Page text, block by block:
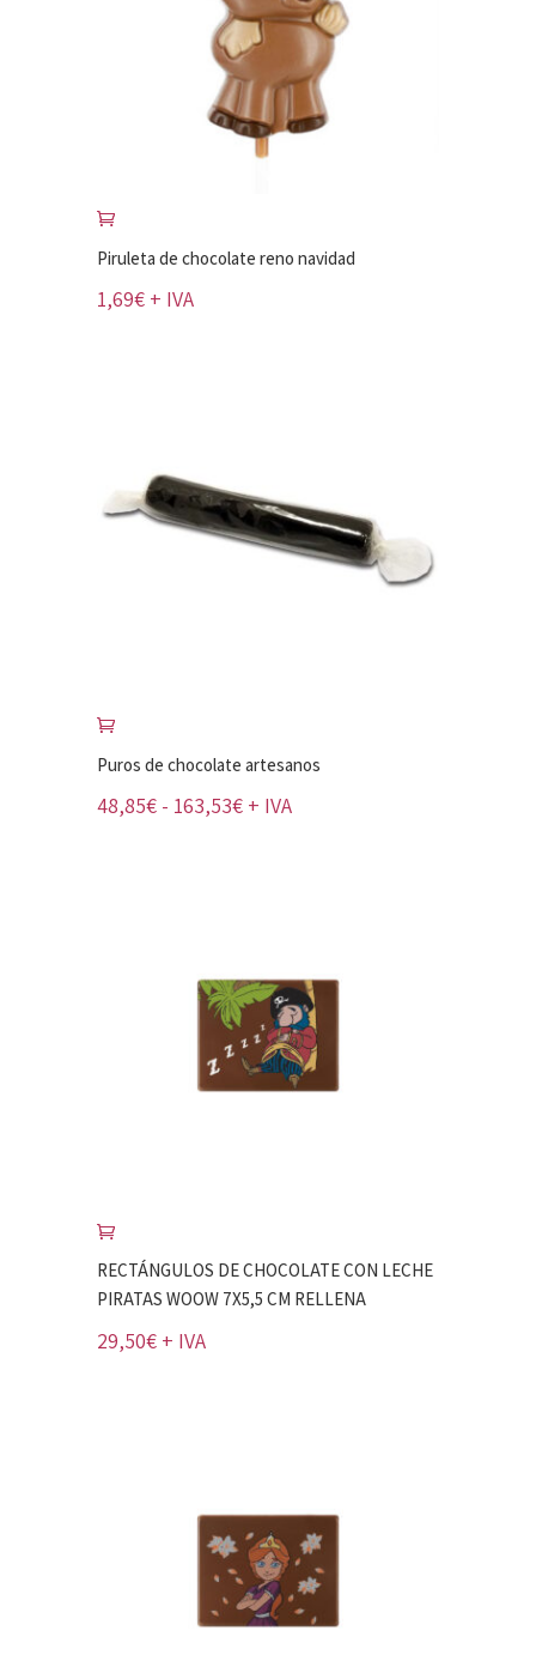
Piruleta de chocolate reno navidad
1,69€ + IVA
Puros de chocolate artesanos
48,85€ - 163,53€Rango
hasta
163,53€
+ IVA
RECTÁNGULOS DE CHOCOLATE CON LECHE
PIRATAS WOOW 7X5,5 CM RELLENA
29,50€ + IVA